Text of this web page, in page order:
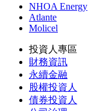
NHOA Energy
Atlante
Molicel
投資人專區
財務資訊
永續金融
股權投資人
債券投資人